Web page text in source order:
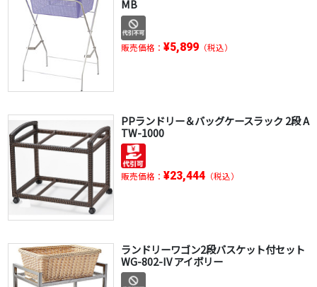
MB
販売価格： ¥5,899（税込）
PPランドリー＆バッグケースラック 2段 A
TW-1000
販売価格： ¥23,444（税込）
ランドリーワゴン2段バスケット付セット
WG-802-IV アイボリー